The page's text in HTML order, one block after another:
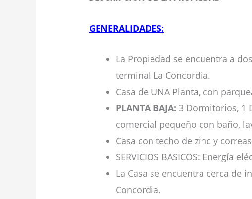
GENERALIDADES:
La Propiedad se encuentra a
terminal La Concordia.
Casa de UNA Planta, con
PLANTA BAJA: 3 Dormitorios, 1
comercial pequeño con baño,
Casa con techo de zinc y
SERVICIOS BASICOS: Energía
La Casa se encuentra cerca de
Concordia.